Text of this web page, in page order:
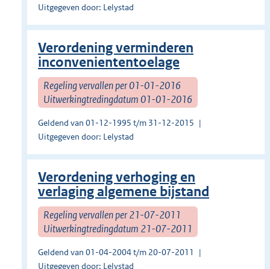
Uitgegeven door: Lelystad
Verordening verminderen
inconveniententoelage
Regeling vervallen per 01-01-2016
Uitwerkingtredingdatum 01-01-2016
Geldend van 01-12-1995 t/m 31-12-2015
Uitgegeven door: Lelystad
Verordening verhoging en
verlaging algemene bijstand
Regeling vervallen per 21-07-2011
Uitwerkingtredingdatum 21-07-2011
Geldend van 01-04-2004 t/m 20-07-2011
Uitgegeven door: Lelystad